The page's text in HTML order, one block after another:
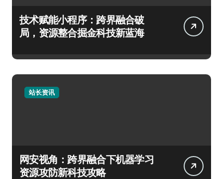
技术赋能小程序：跨界融合破
局，资源整合掘金科技新蓝海
站长资讯
网安视角：跨界融合下机器学习
资源攻防新科技攻略